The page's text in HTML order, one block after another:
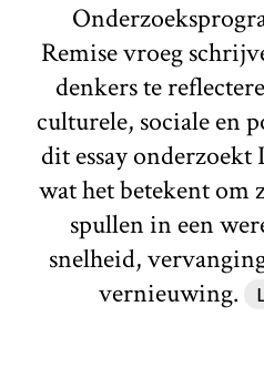
Remise vroeg
denkers te
culturele, sociale en
dit essay
wat het betekent om
spullen in een
snelheid,
vernieuwing.